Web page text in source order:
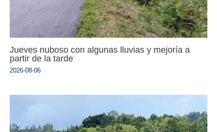
Jueves nuboso con algunas lluvias y mejoría a
partir de la tarde
2026-08-06